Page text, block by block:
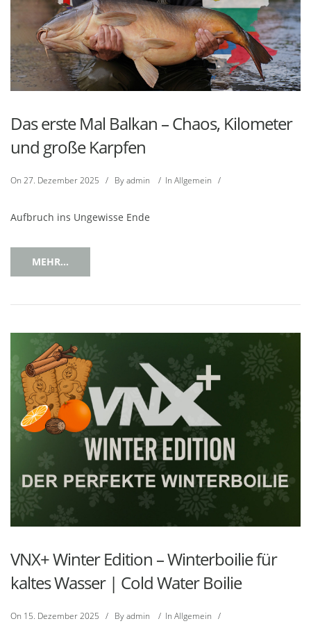
Das erste Mal Balkan – Chaos, Kilometer
und große Karpfen
On 27. Dezember 2025 / Byadmin / In Allgemein /
Aufbruch ins Ungewisse Ende
MEHR...
VNX+ Winter Edition – Winterboilie für
kaltes Wasser | Cold Water Boilie
On 15. Dezember 2025 / Byadmin / In Allgemein /